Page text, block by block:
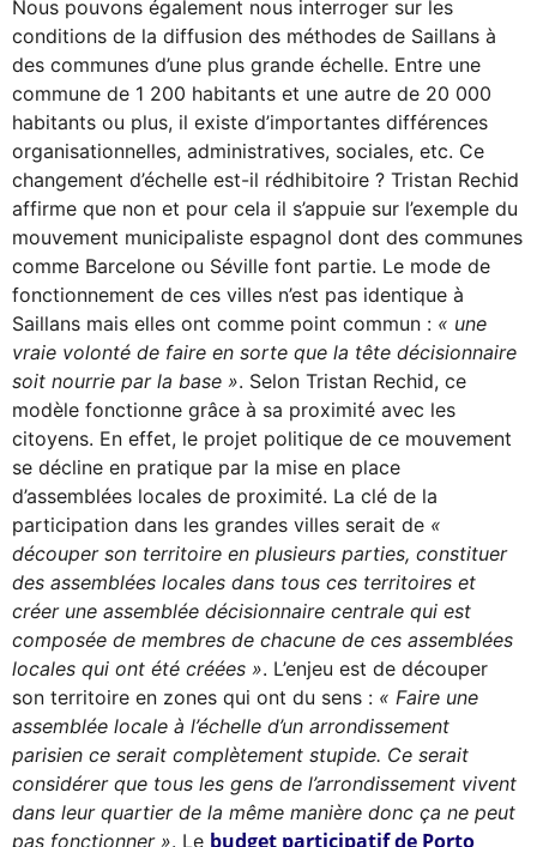
Nous pouvons également nous interroger sur les
conditions de la diffusion des méthodes de Saillans à
des communes d’une plus grande échelle. Entre une
commune de 1 200 habitants et une autre de 20 000
habitants ou plus, il existe d’importantes différences
organisationnelles, administratives, sociales, etc. Ce
changement d’échelle est-il rédhibitoire ? Tristan Rechid
affirme que non et pour cela il s’appuie sur l’exemple du
mouvement municipaliste espagnol dont des communes
comme Barcelone ou Séville font partie. Le mode de
fonctionnement de ces villes n’est pas identique à
Saillans mais elles ont comme point commun : « une
vraie volonté de faire en sorte que la tête décisionnaire
soit nourrie par la base ». Selon Tristan Rechid, ce
modèle fonctionne grâce à sa proximité avec les
citoyens. En effet, le projet politique de ce mouvement
se décline en pratique par la mise en place
d’assemblées locales de proximité. La clé de la
participation dans les grandes villes serait de «
découper son territoire en plusieurs parties, constituer
des assemblées locales dans tous ces territoires et
créer une assemblée décisionnaire centrale qui est
composée de membres de chacune de ces assemblées
locales qui ont été créées ». L’enjeu est de découper
son territoire en zones qui ont du sens : « Faire une
assemblée locale à l’échelle d’un arrondissement
parisien ce serait complètement stupide. Ce serait
considérer que tous les gens de l’arrondissement vivent
dans leur quartier de la même manière donc ça ne peut
pas fonctionner ». Le budget participatif de Porto